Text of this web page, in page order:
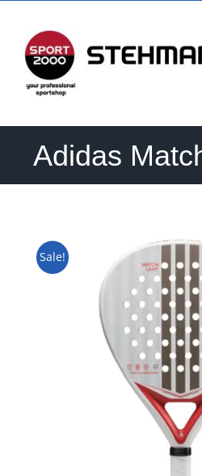
inhoud
Adidas
Sale!